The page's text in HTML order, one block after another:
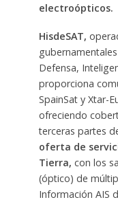
electroópticos.
HisdeSAT,
Defensa,
proporciona
SpainSat y Xtar-
ofreciendo
terceras partes
oferta de
Tierra, con los
(óptico) de
Información AIS